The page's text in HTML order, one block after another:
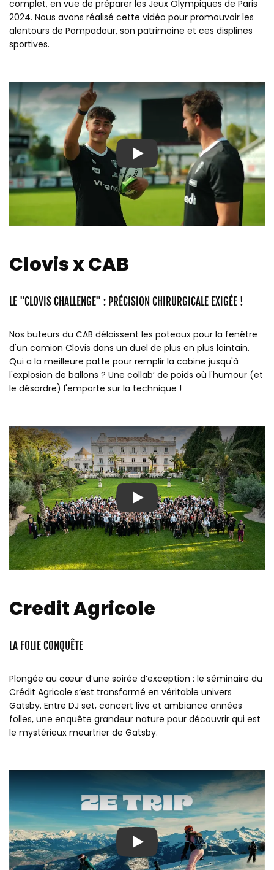
complet, en vue de préparer les Jeux Olympiques de Paris
2024. Nous avons réalisé cette vidéo pour promouvoir les
alentours de Pompadour, son patrimoine et ces displines
sportives.
Play
Clovis x CAB
LE "CLOVIS CHALLENGE" : PRÉCISION CHIRURGICALE EXIGÉE !
Nos buteurs du CAB délaissent les poteaux pour la fenêtre
d'un camion Clovis dans un duel de plus en plus lointain.
Qui a la meilleure patte pour remplir la cabine jusqu'à
l'explosion de ballons ? Une collab’ de poids où l'humour (et
le désordre) l'emporte sur la technique !
Play
Credit Agricole
LA FOLIE CONQUÊTE
Plongée au cœur d’une soirée d’exception : le séminaire du
Crédit Agricole s’est transformé en véritable univers
Gatsby. Entre DJ set, concert live et ambiance années
folles, une enquête grandeur nature pour découvrir qui est
le mystérieux meurtrier de Gatsby.
Play